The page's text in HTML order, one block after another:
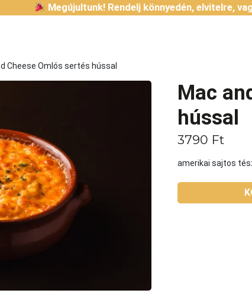
Megújultunk! Rendelj könnyedén, elvitelre,
Cheese Omlós sertés hússal
Mac
hússal
3790 Ft
amerikai sajtos